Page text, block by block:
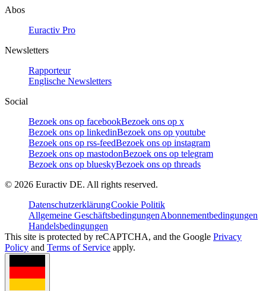
Abos
Euractiv Pro
Newsletters
Rapporteur
Englische Newsletters
Social
Bezoek ons op facebookBezoek ons op x
Bezoek ons op linkedinBezoek ons op youtube
Bezoek ons op rss-feedBezoek ons op instagram
Bezoek ons op mastodonBezoek ons op telegram
Bezoek ons op blueskyBezoek ons op threads
© 2026 Euractiv DE. All rights reserved.
DatenschutzerklärungCookie Politik
Allgemeine GeschäftsbedingungenAbonnementbedingungen
Handelsbedingungen
This site is protected by reCAPTCHA, and the Google Privacy
Policy and Terms of Service apply.